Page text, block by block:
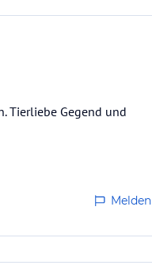
Tierliebe Gegend und
Melden